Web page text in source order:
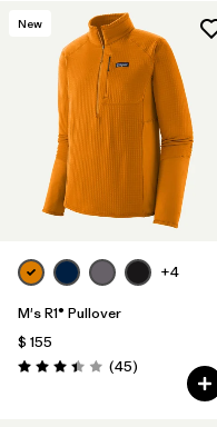
New
+4
M's R1® Pullover
$ 155
Valoración: 3.4 / 5
(45Comentarios
)